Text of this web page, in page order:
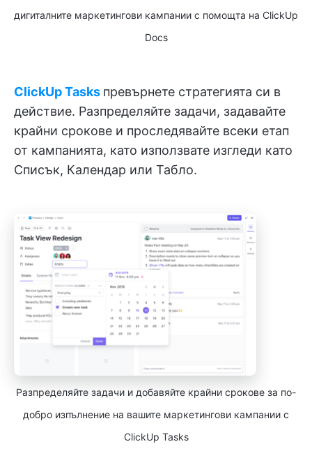
дигиталните маркетингови кампании с помощта на ClickUp
Docs
ClickUp Tasks превърнете стратегията си в
действие. Разпределяйте задачи, задавайте
крайни срокове и проследявайте всеки етап
от кампанията, като използвате изгледи като
Списък, Календар или Табло.
Разпределяйте задачи и добавяйте крайни срокове за по-
добро изпълнение на вашите маркетингови кампании с
ClickUp Tasks